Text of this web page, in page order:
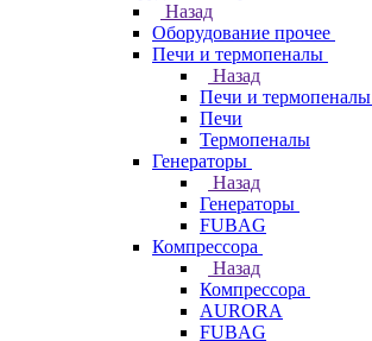
Назад
Оборудование прочее
Печи и термопеналы
Назад
Печи и термопеналы
Печи
Термопеналы
Генераторы
Назад
Генераторы
FUBAG
Компрессора
Назад
Компрессора
AURORA
FUBAG